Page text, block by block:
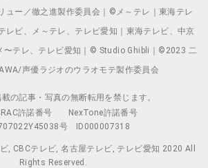
ュー／徹之進製作委員会｜©メ～テレ｜東海テレ
レビ、メ～テレ、テレビ愛知｜東海テレビ、中京
〜テレ、テレビ愛知｜© Studio Ghibli｜©2023 二
声優ラジオのウラオモテ製作委員会
の記事・写真の無断転用を禁じます。
許諾番号
NexTone許諾番号
号
ID000007318
, CBCテレビ, 名古屋テレビ, テレビ愛知 2020 All
Rights Reserved.